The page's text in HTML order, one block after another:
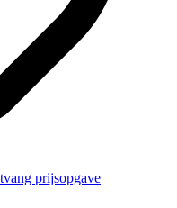
prijsopgave